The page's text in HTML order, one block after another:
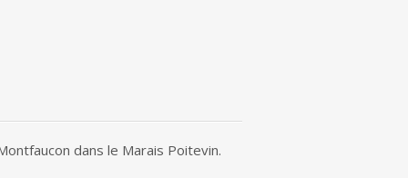
dans le Marais Poitevin.